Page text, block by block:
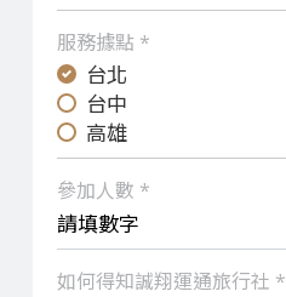
服務據點 *
台北
台中
高雄
參加人數 *
如何得知誠翔運通旅行社 *